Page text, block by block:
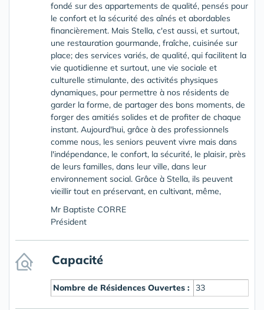
fondé sur des appartements de qualité, pensés pour
le confort et la sécurité des aînés et abordables
financièrement. Mais Stella, c'est aussi, et surtout,
une restauration gourmande, fraîche, cuisinée sur
place; des services variés, de qualité, qui facilitent la
vie quotidienne et surtout, une vie sociale et
culturelle stimulante, des activités physiques
dynamiques, pour permettre à nos résidents de
garder la forme, de partager des bons moments, de
forger des amitiés solides et de profiter de chaque
instant. Aujourd'hui, grâce à des professionnels
comme nous, les seniors peuvent vivre mais dans
l'indépendance, le confort, la sécurité, le plaisir, près
de leurs familles, dans leur ville, dans leur
environnement social. Grâce à Stella, ils peuvent
vieillir tout en préservant, en cultivant, même,
Mr Baptiste CORRE
Président
Capacité
Nombre de Résidences Ouvertes : 33